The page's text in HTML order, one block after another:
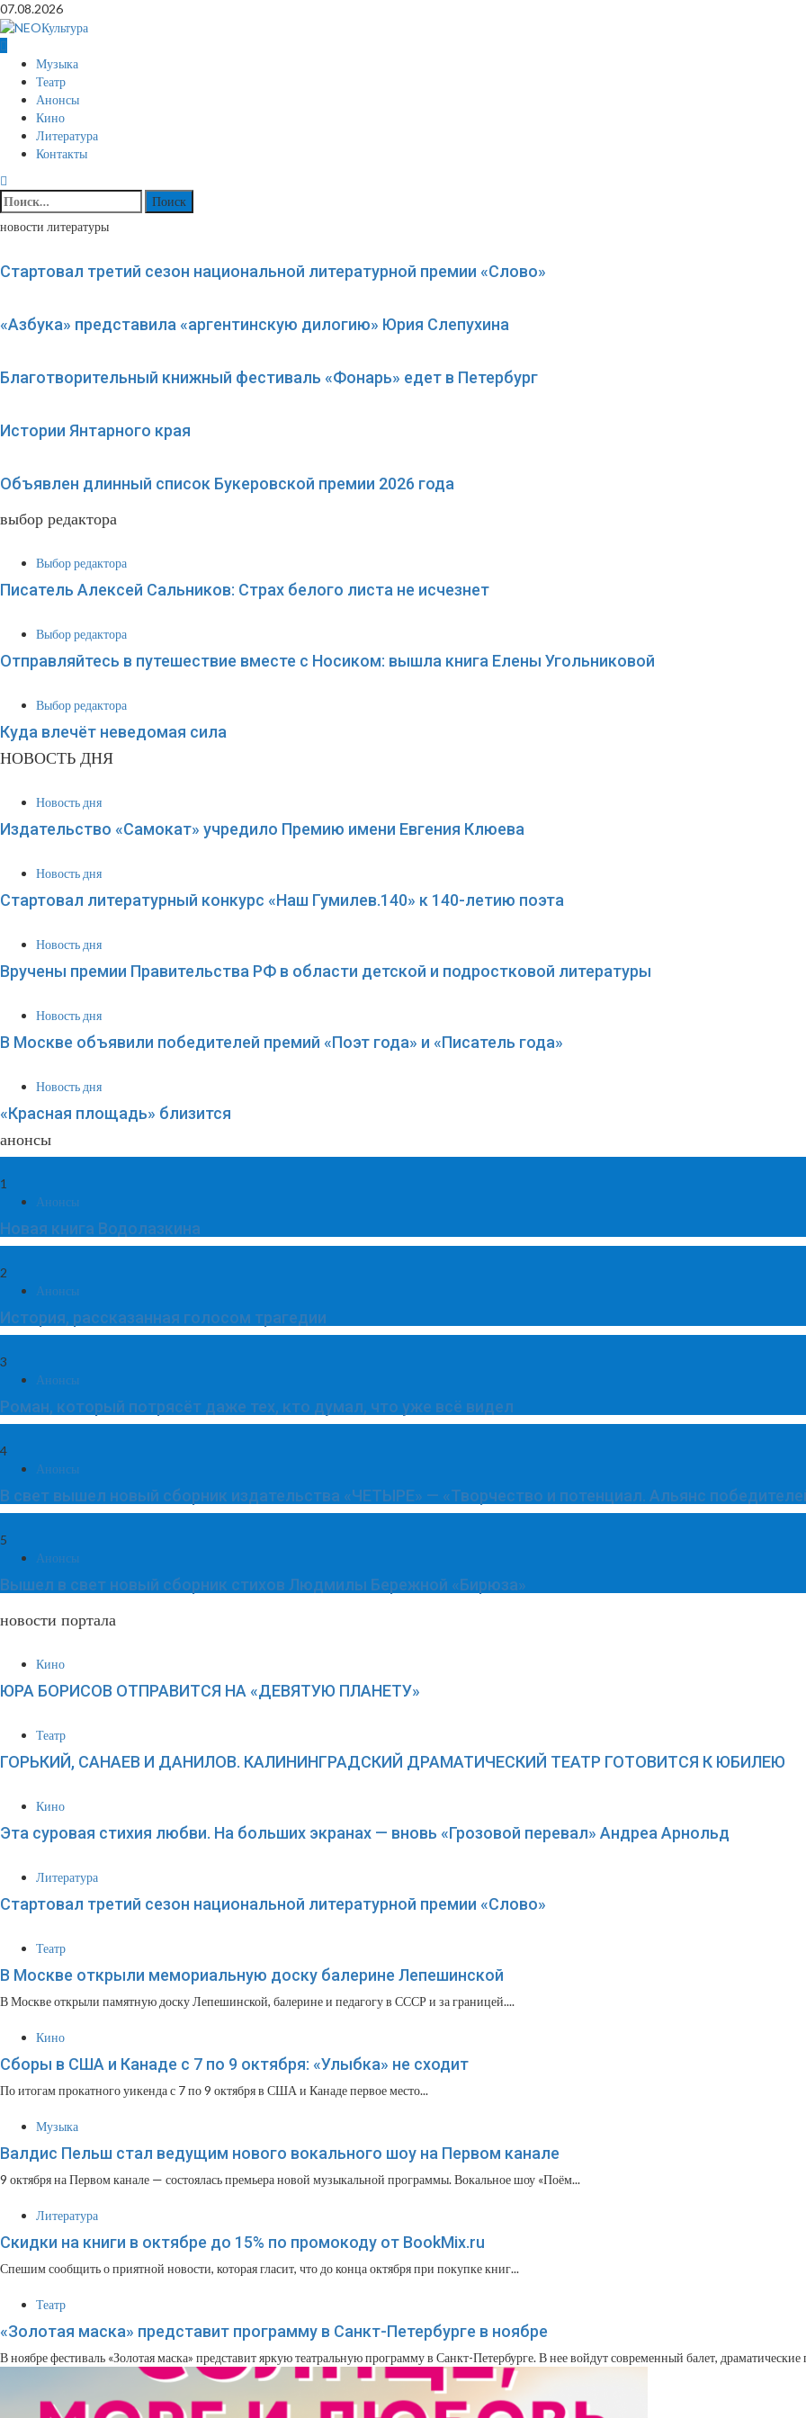
Перейти
к
содержимому
07.08.2026
Основное
меню
Музыка
Театр
Анонсы
Кино
Литература
Контакты
Найти:
новости литературы
Стартовал третий сезон национальной литературной премии «Слово»
«Азбука» представила «аргентинскую дилогию» Юрия Слепухина
Благотворительный книжный фестиваль «Фонарь» едет в Петербург
Истории Янтарного края
Объявлен длинный список Букеровской премии 2026 года
выбор редактора
Выбор редактора
Писатель Алексей Сальников: Страх белого листа не исчезнет
Выбор редактора
Отправляйтесь в путешествие вместе с Носиком: вышла книга Елены Угольниковой
Выбор редактора
Куда влечёт неведомая сила
НОВОСТЬ ДНЯ
Новость дня
Издательство «Самокат» учредило Премию имени Евгения Клюева
Новость дня
Стартовал литературный конкурс «Наш Гумилев.140» к 140-летию поэта
Новость дня
Вручены премии Правительства РФ в области детской и подростковой литературы
Новость дня
В Москве объявили победителей премий «Поэт года» и «Писатель года»
Новость дня
«Красная площадь» близится
анонсы
1
Анонсы
Новая книга Водолазкина
2
Анонсы
История, рассказанная голосом трагедии
3
Анонсы
Роман, который потрясёт даже тех, кто думал, что уже всё видел
4
Анонсы
В свет вышел новый сборник издательства «ЧЕТЫРЕ» — «Творчество и потенциал. Альянс
5
Анонсы
Вышел в свет новый сборник стихов Людмилы Бережной «Бирюза»
новости портала
Кино
ЮРА БОРИСОВ ОТПРАВИТСЯ НА «ДЕВЯТУЮ ПЛАНЕТУ»
Театр
ГОРЬКИЙ, САНАЕВ И ДАНИЛОВ. КАЛИНИНГРАДСКИЙ ДРАМАТИЧЕСКИЙ ТЕАТР ГОТОВИТСЯ К ЮБИЛЕЮ
Кино
Эта суровая стихия любви. На больших экранах — вновь «Грозовой перевал» Андреа Арнольд
Литература
Стартовал третий сезон национальной литературной премии «Слово»
Театр
В Москве открыли мемориальную доску балерине Лепешинской
В Москве открыли памятную доску Лепешинской, балерине и педагогу в СССР и за границей....
Кино
Сборы в США и Канаде с 7 по 9 октября: «Улыбка» не сходит
По итогам прокатного уикенда с 7 по 9 октября в США и Канаде первое место...
Музыка
Валдис Пельш стал ведущим нового вокального шоу на Первом канале
9 октября на Первом канале — состоялась премьера новой музыкальной программы. Вокальное шоу «Поём...
Литература
Скидки на книги в октябре до 15% по промокоду от BookMix.ru
Спешим сообщить о приятной новости, которая гласит, что до конца октября при покупке книг...
Театр
«Золотая маска» представит программу в Санкт-Петербурге в ноябре
В ноябре фестиваль «Золотая маска» представит яркую театральную программу в Санкт-Петербурге. В нее войдут современный балет, драматические